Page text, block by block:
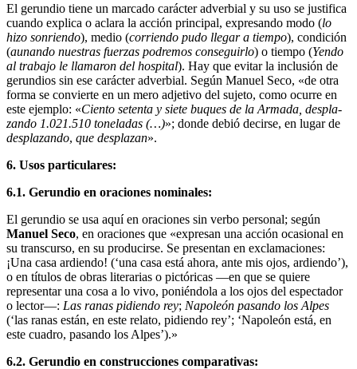
El gerundio tiene un marcado carácter adverbial y su uso se justifica
cuando explica o aclara la acción principal, expresando modo (lo
hizo sonriendo), medio (corriendo pudo llegar a tiempo), condición
(aunando nuestras fuerzas podremos conseguirlo) o tiempo (Yendo
al trabajo le llamaron del hospital). Hay que evitar la inclusión de
gerundios sin ese carácter adverbial. Según Manuel Seco, «de otra
forma se convierte en un mero adjetivo del sujeto, como ocurre en
este ejemplo: «Ciento setenta y siete buques de la Armada, despla­
zando 1.021.510 toneladas (…)»; donde debió decirse, en lugar de
desplazando, que desplazan».
6. Usos particulares:
6.1. Gerundio en oraciones nominales:
El gerundio se usa aquí en oraciones sin verbo personal; según
Manuel Seco, en oraciones que «expresan una acción ocasional en
su transcurso, en su producirse. Se presentan en exclamaciones:
¡Una casa ardiendo! (‘una casa está ahora, ante mis ojos, ardiendo’),
o en títulos de obras literarias o pictóricas —en que se quiere
representar una cosa a lo vivo, poniéndola a los ojos del espectador
o lector—: Las ranas pidiendo rey; Napoleón pasando los Alpes
(‘las ranas están, en este relato, pidiendo rey’; ‘Napoleón está, en
este cuadro, pasando los Alpes’).»
6.2. Gerundio en construcciones comparativas: